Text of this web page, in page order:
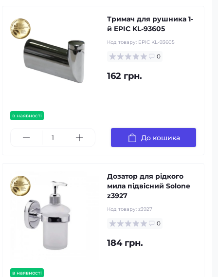
в наявності
Тримач для рушника 1-
й EPIC KL-93605
Код товару: EPIC KL-93605
0
162 грн.
До кошика
в наявності
Дозатор для рідкого
мила підвісний Solone
z3927
Код товару: z3927
0
184 грн.